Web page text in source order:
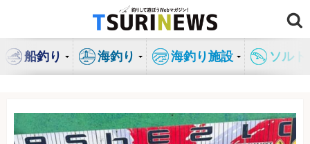
ン
船釣り 海釣り 海釣り施設 ソル